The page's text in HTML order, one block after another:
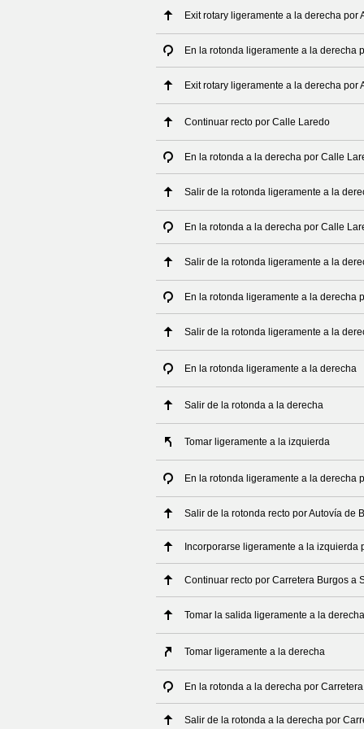
Exit rotary ligeramente a la derecha por
En la rotonda ligeramente a la derecha
Exit rotary ligeramente a la derecha por
Continuar recto por Calle Laredo
En la rotonda a la derecha por Calle
Salir de la rotonda ligeramente a la
En la rotonda a la derecha por Calle
Salir de la rotonda ligeramente a la
En la rotonda ligeramente a la derecha
Salir de la rotonda ligeramente a la
En la rotonda ligeramente a la derecha
Salir de la rotonda a la derecha
Tomar ligeramente a la izquierda
En la rotonda ligeramente a la derecha
Salir de la rotonda recto por Autovía de
Incorporarse ligeramente a la izquierda
Continuar recto por Carretera Burgos a
Tomar la salida ligeramente a la derecha
Tomar ligeramente a la derecha
En la rotonda a la derecha por
Salir de la rotonda a la derecha por